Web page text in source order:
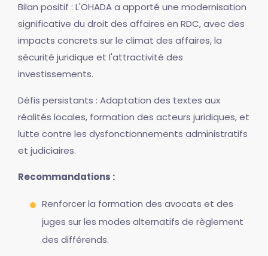
Bilan positif : L'OHADA a apporté une modernisation
significative du droit des affaires en RDC, avec des
impacts concrets sur le climat des affaires, la
sécurité juridique et l'attractivité des
investissements.
Défis persistants : Adaptation des textes aux
réalités locales, formation des acteurs juridiques, et
lutte contre les dysfonctionnements administratifs
et judiciaires.
Recommandations :
Renforcer la formation des avocats et des
juges sur les modes alternatifs de règlement
des différends.